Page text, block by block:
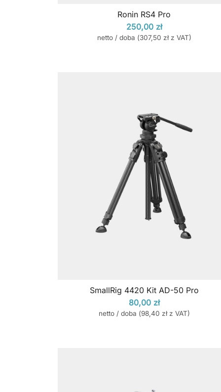
Ronin RS4 Pro
250,00 zł
netto / doba (307,50 złz VAT)
SmallRig 4420 Kit AD-50 Pro
80,00 zł
netto / doba (98,40 złz VAT)